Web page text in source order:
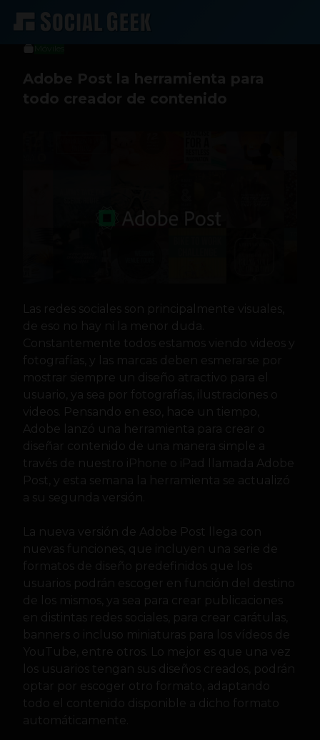
btriana
11 de marzo de 2016
Adobe Post la herramienta para
todo creador de contenido
Las redes sociales son principalmente visuales,
de eso no hay ni la menor duda.
Constantemente todos estamos viendo videos y
fotografías, y las marcas deben esmerarse por
mostrar siempre un diseño atractivo para el
usuario, ya sea por fotografías, ilustraciones o
videos. Pensando en eso, hace un tiempo,
Adobe lanzó una herramienta para crear o
diseñar contenido de una manera simple a
través de nuestro iPhone o iPad llamada Adobe
Post, y esta semana la herramienta se actualizó
a su segunda versión.
La nueva versión de Adobe Post llega con
nuevas funciones, que incluyen una serie de
formatos de diseño predefinidos que los
usuarios podrán escoger en función del destino
de los mismos, ya sea para crear publicaciones
en distintas redes sociales, para crear carátulas,
banners o incluso miniaturas para los vídeos de
YouTube, entre otros. Lo mejor es que una vez
los usuarios tengan sus diseños creados, podrán
optar por escoger otro formato, adaptando
todo el contenido disponible a dicho formato
automáticamente.